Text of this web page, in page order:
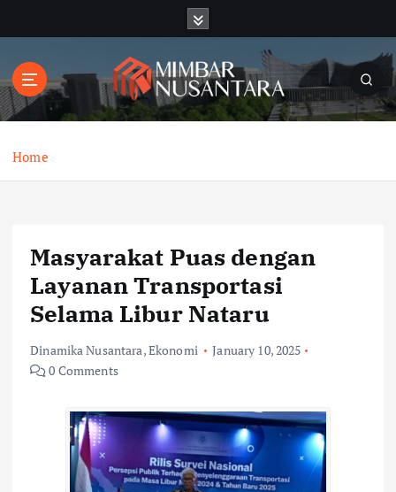
t
o
Home
Masyarakat Puas dengan
Layanan Transportasi
Selama Libur Nataru
Dinamika Nusantara,Ekonomi
January 10, 2025
0 Comments